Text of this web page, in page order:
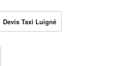
Devis Taxi Luigné